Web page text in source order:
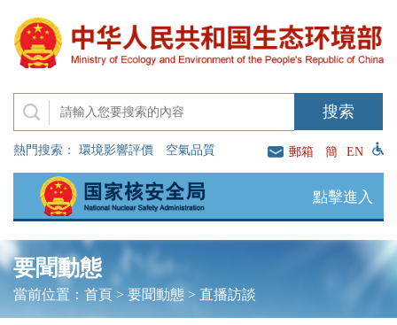
熱門搜索： 環境影響評價 空氣品質 郵箱 簡 EN
點擊進入
要聞動態
當前位置： 首頁> 要聞動態> 直播訪談